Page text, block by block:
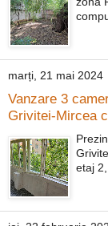
marți, 21 mai 2024
Vanzare 3
Grivitei-Mircea
etaj